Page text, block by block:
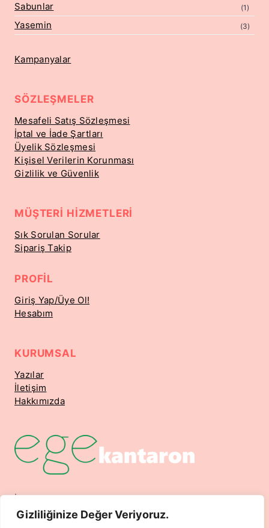
Gizliliğinize Değer Veriyoruz.
Sabunlar (1)
Yasemin (3)
Kampanyalar
SÖZLEŞMELER
Mesafeli Satış Sözleşmesi
İptal ve İade Şartları
Üyelik Sözleşmesi
Kişisel Verilerin Korunması
Gizlilik ve Güvenlik
MÜŞTERI HIZMETLERI
Sık Sorulan Sorular
Sipariş Takip
PROFIL
Giriş Yap/Üye Ol!
Hesabım
KURUMSAL
Yazılar
İletişim
Hakkımızda
Kat 3 Daire 5 Dikili / İzmir